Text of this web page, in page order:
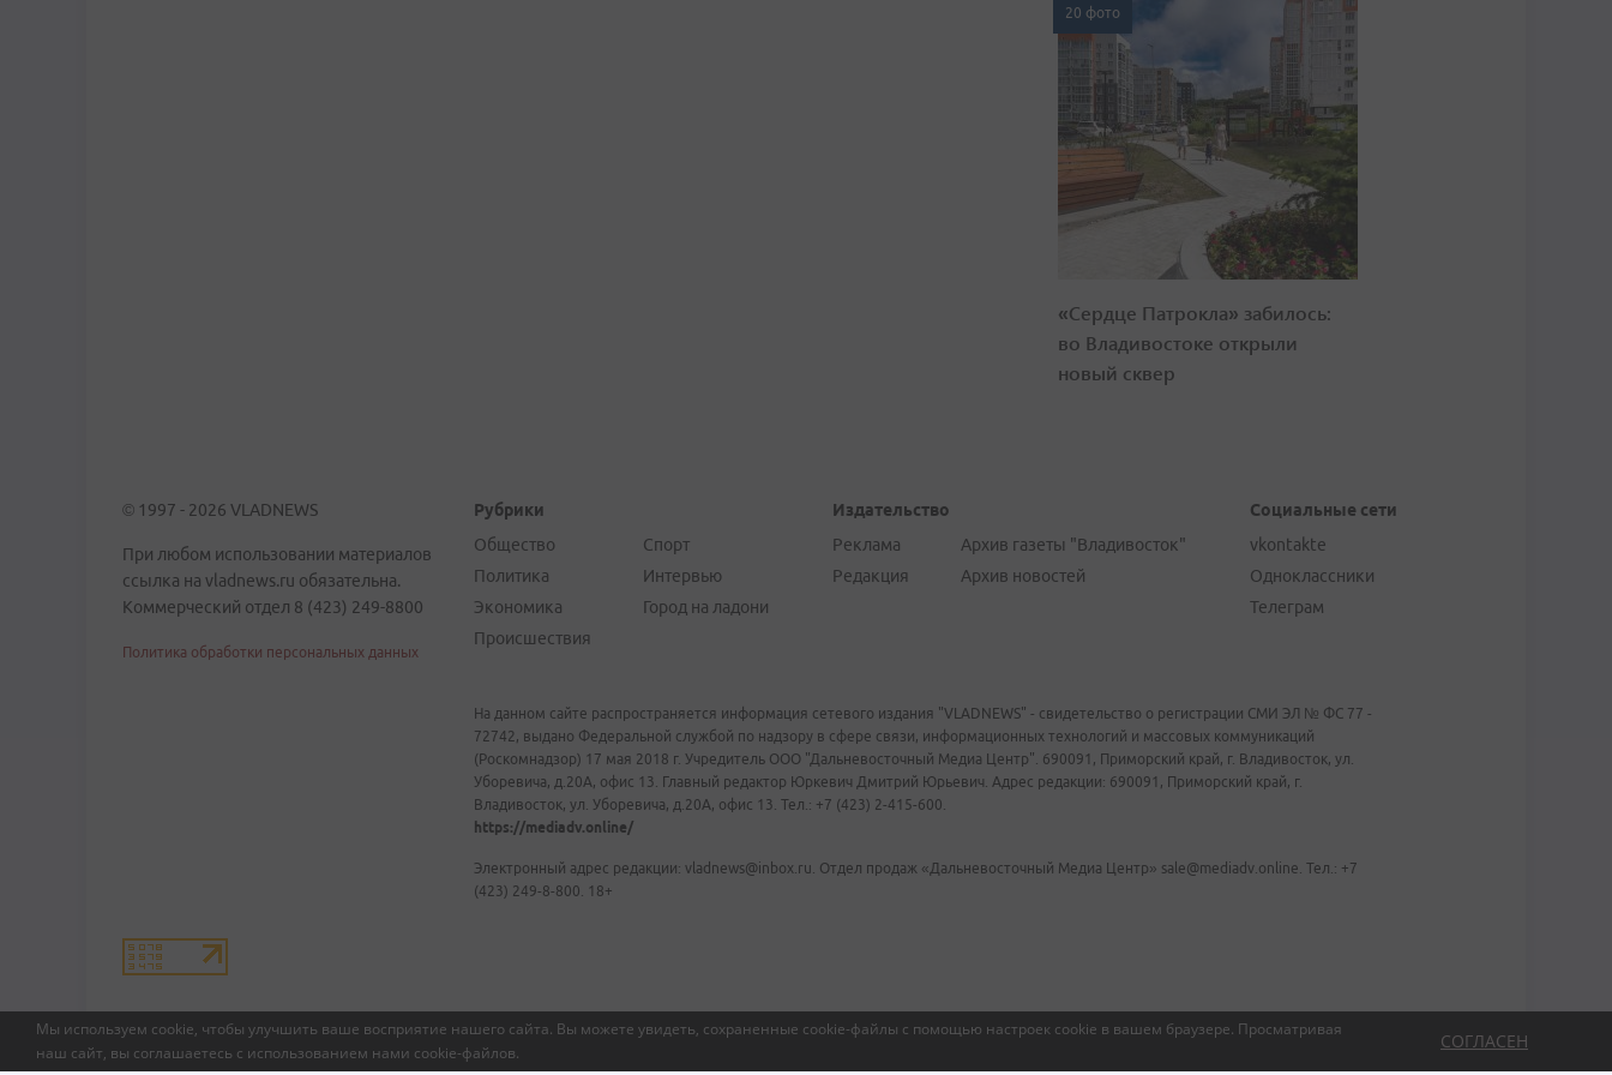
Мы используем cookie, чтобы улучшить ваше восприятие нашего сайта. Вы можете увидеть, сохраненные cookie-файлы с помощью настроек cookie в вашем браузере. Просматривая
наш сайт, вы соглашаетесь с использованием нами cookie-файлов.
СОГЛАСЕН
20 фото
«Сердце Патрокла» забилось:
во Владивостоке открыли
новый сквер
© 1997 - 2026 VLADNEWS
При любом использовании материалов
ссылка на vladnews.ru обязательна.
Коммерческий отдел 8 (423) 249-8800
Политика обработки персональных данных
Рубрики
Общество
Политика
Экономика
Происшествия
Спорт
Интервью
Город на ладони
Издательство
Реклама
Редакция
Архив газеты "Владивосток"
Архив новостей
Социальные сети
vkontakte
Одноклассники
Телеграм
На данном сайте распространяется информация сетевого издания "VLADNEWS" - свидетельство о регистрации СМИ ЭЛ № ФС 77 -
72742, выдано Федеральной службой по надзору в сфере связи, информационных технологий и массовых коммуникаций
(Роскомнадзор) 17 мая 2018 г. Учредитель ООО "Дальневосточный Медиа Центр". 690091, Приморский край, г. Владивосток, ул.
Уборевича, д.20А, офис 13. Главный редактор Юркевич Дмитрий Юрьевич. Адрес редакции: 690091, Приморский край, г.
Владивосток, ул. Уборевича, д.20А, офис 13. Тел.: +7 (423) 2-415-600.
https://mediadv.online/
Электронный адрес редакции: vladnews@inbox.ru. Отдел продаж «Дальневосточный Медиа Центр» sale@mediadv.online. Тел.: +7
(423) 249-8-800. 18+